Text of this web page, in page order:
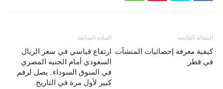
المادة السابقة
ارتفاع قياسي في سعر الريال
السعودي أمام الجنيه المصري
في السوق السوداء.. يصل لرقم
كبير لأول مرة في التاريخ.
المقالة القادمة
كيفية معرفة إحصائيات المنشآت
في قطر